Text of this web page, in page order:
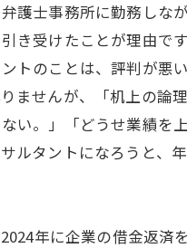
護士事務所に勤務しな
き受けたことが理由で
トのことは、評判が悪い
ませんが、「机上の論
ない。」「どうせ業績
ルタントになろうと、
年に企業の借金返済